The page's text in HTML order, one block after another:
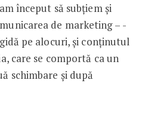
început să subțiem și
de marketing –
pe alocuri, și conținutul
care se comportă ca un
schimbare și după